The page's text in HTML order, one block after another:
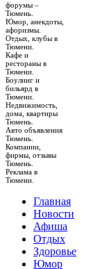
форумы –
Тюмень.
Юмор, анекдоты,
афоризмы.
Отдых, клубы в
Тюмени.
Кафе и
рестораны в
Тюмени.
Боулинг и
бильярд в
Тюмени.
Недвижимость,
дома, квартиры
Тюмень.
Авто объявления
Тюмень.
Компании,
фирмы, отзывы
Тюмень.
Реклама в
Тюмени.
Главная
Новости
Афиша
Отдых
Здоровье
Юмор